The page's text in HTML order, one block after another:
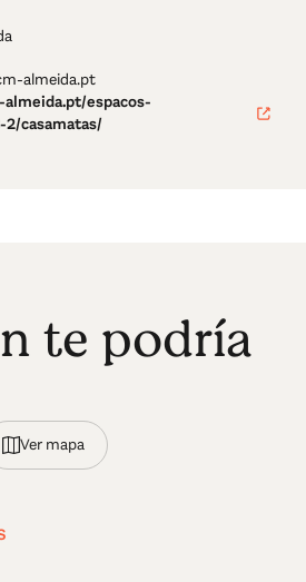
almeida.pt
espacos-
2/casamatas/
te podría
Ver mapa